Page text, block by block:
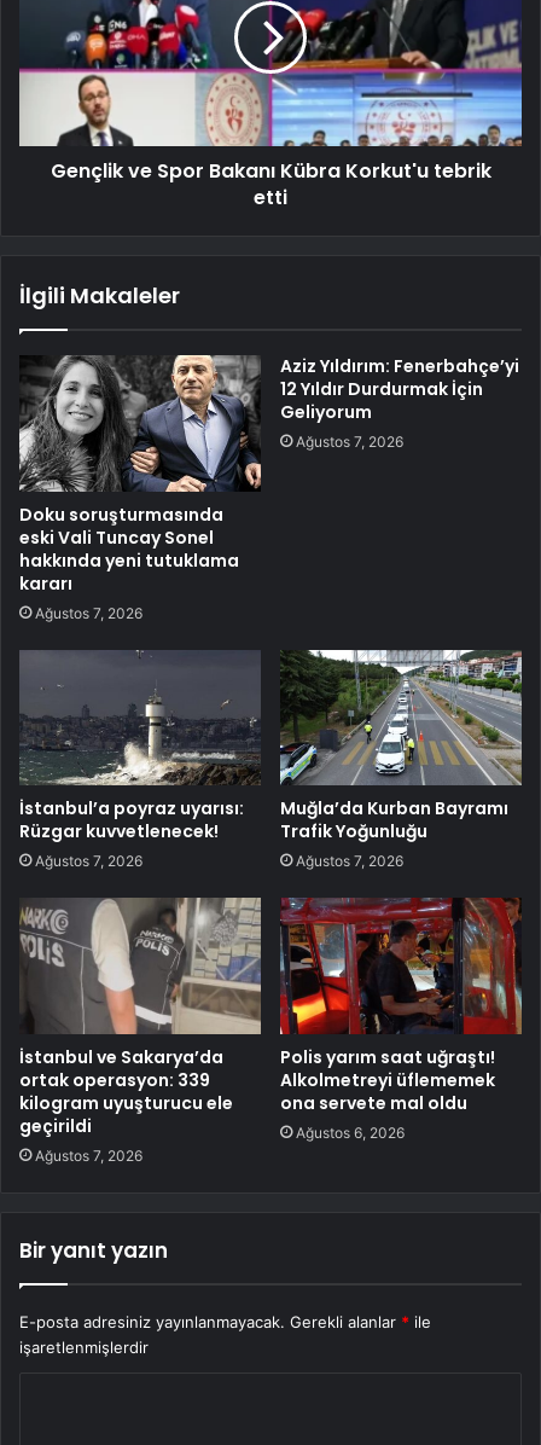
Gençlik ve Spor Bakanı Kübra Korkut'u tebrik
etti
İlgili Makaleler
Doku soruşturmasında
eski Vali Tuncay Sonel
hakkında yeni tutuklama
kararı
Ağustos 7, 2026
Aziz Yıldırım: Fenerbahçe’yi
12 Yıldır Durdurmak İçin
Geliyorum
Ağustos 7, 2026
İstanbul’a poyraz uyarısı:
Rüzgar kuvvetlenecek!
Ağustos 7, 2026
Muğla’da Kurban Bayramı
Trafik Yoğunluğu
Ağustos 7, 2026
İstanbul ve Sakarya’da
ortak operasyon: 339
kilogram uyuşturucu ele
geçirildi
Ağustos 7, 2026
Polis yarım saat uğraştı!
Alkolmetreyi üflememek
ona servete mal oldu
Ağustos 6, 2026
Bir yanıt yazın
E-posta adresiniz yayınlanmayacak. Gerekli alanlar * ile
işaretlenmişlerdir